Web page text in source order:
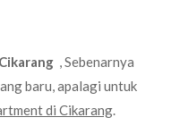
, Sebenarnya
baru, apalagi untuk
di Cikarang.